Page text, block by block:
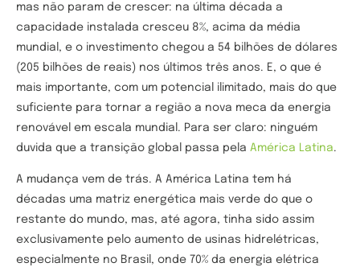
mas não param de crescer: na última década a
capacidade instalada cresceu 8%, acima da média
mundial, e o investimento chegou a 54 bilhões de dólares
(205 bilhões de reais) nos últimos três anos. E, o que é
mais importante, com um potencial ilimitado, mais do que
suficiente para tornar a região a nova meca da energia
renovável em escala mundial. Para ser claro: ninguém
duvida que a transição global passa pela América Latina.
A mudança vem de trás. A América Latina tem há
décadas uma matriz energética mais verde do que o
restante do mundo, mas, até agora, tinha sido assim
exclusivamente pelo aumento de usinas hidrelétricas,
especialmente no Brasil, onde 70% da energia elétrica